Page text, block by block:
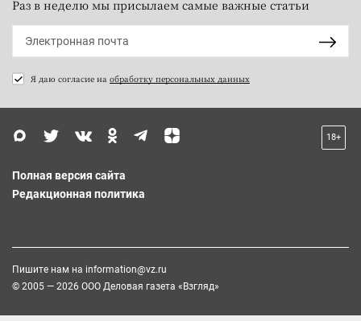
Раз в неделю мы присылаем самые важные статьи
Я даю согласие на обработку персональных данных
18+
Полная версия сайта
Редакционная политика
Пишите нам на information@vz.ru
© 2005 — 2026 ООО Деловая газета «Взгляд»